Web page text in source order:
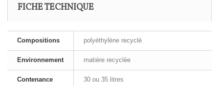
FICHE TECHNIQUE
Compositions polyéthylène recyclé
Environnement matière recyclée
Contenance 30 ou 35 litres